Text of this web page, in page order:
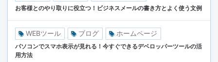
お客様とのやり取りに役立つ！ビジネスメールの書き方とよく使う文例
WEBツール ブログ ホームページ
パソコンでスマホ表示が見れる！今すぐできるデベロッパーツールの活
用方法